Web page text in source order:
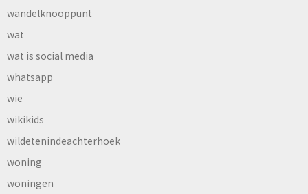
wandelknooppunt
wat
wat is social media
whatsapp
wie
wikikids
wildetenindeachterhoek
woning
woningen